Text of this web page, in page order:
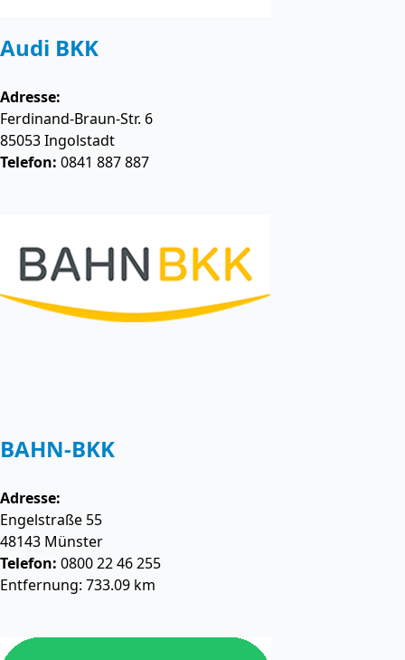
Audi BKK
Adresse:
Ferdinand-Braun-Str. 6
85053Ingolstadt
Telefon: 0841 887 887
BAHN-BKK
Adresse:
Engelstraße 55
48143 Münster
Telefon: 0800 22 46 255
Entfernung: 733.09 km